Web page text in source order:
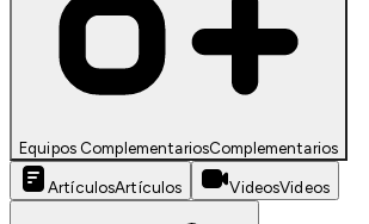
Equipos ComplementariosComplementarios
ArtículosArtículos VideosVideos